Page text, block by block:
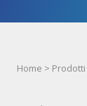
Home >